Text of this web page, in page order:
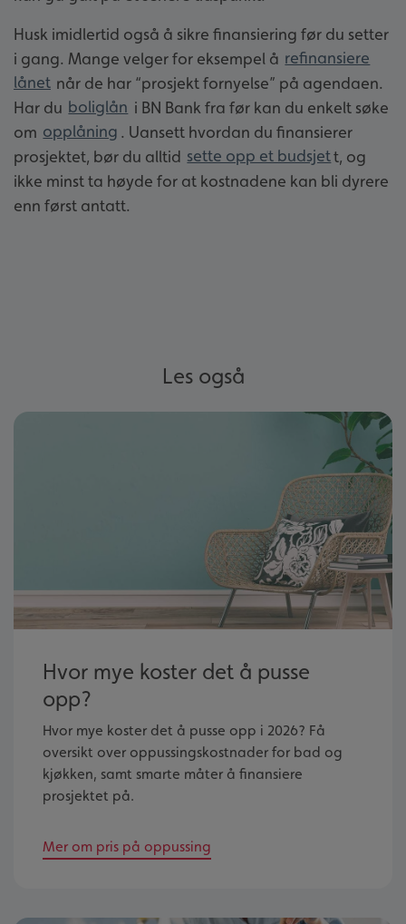
Husk imidlertid også å sikre finansiering før du setter
i gang. Mange velger for eksempel å refinansiere
lånet når de har “prosjekt fornyelse” på agendaen.
Har du boliglån i BN Bank fra før kan du enkelt søke
om opplåning . Uansett hvordan du finansierer
prosjektet, bør du alltid sette opp et budsjett, og
ikke minst ta høyde for at kostnadene kan bli dyrere
enn først antatt.
Les også
Hvor mye koster det å pusse
opp?
Hvor mye koster det å pusse opp i 2026? Få
oversikt over oppussingskostnader for bad og
kjøkken, samt smarte måter å finansiere
prosjektet på.
Mer om pris på oppussing